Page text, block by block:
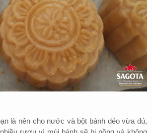
là nên cho nước và bột bánh dẻo vừa đủ,